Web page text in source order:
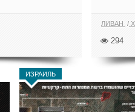
ЛИВАН
294
ИЗРАИЛЬ